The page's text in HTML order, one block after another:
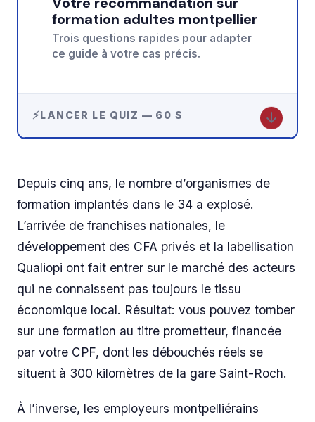
formation adultes montpellier
Trois questions rapides pour adapter
ce guide à votre cas précis.
LANCER LE QUIZ — 60 S ↓
Depuis cinq ans, le nombre d’organismes de
formation implantés dans le 34 a explosé.
L’arrivée de franchises nationales, le
développement des CFA privés et la labellisation
Qualiopi ont fait entrer sur le marché des acteurs
qui ne connaissent pas toujours le tissu
économique local. Résultat: vous pouvez tomber
sur une formation au titre prometteur, financée
par votre CPF, dont les débouchés réels se
situent à 300 kilomètres de la gare Saint-Roch.
À l’inverse, les employeurs montpelliérains